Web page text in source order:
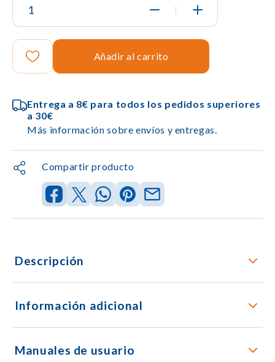
|
Añadir al carrito
Entrega a 8€ para todos los pedidos superiores
a 30€
Más información sobre envíos y entregas.
Compartir producto
Descripción
Información adicional
Manuales de usuario